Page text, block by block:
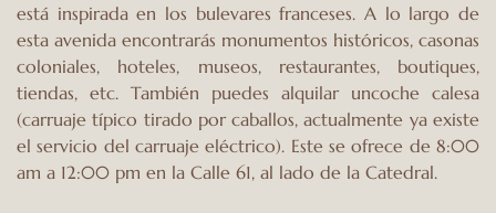
está inspirada en los bulevares franceses. A lo largo de
esta avenida encontrarás monumentos históricos, casonas
coloniales, hoteles, museos, restaurantes, boutiques,
tiendas, etc. También puedes alquilar uncoche calesa
(carruaje típico tirado por caballos, actualmente ya existe
el servicio del carruaje eléctrico). Este se ofrece de 8:00
am a 12:00 pm en la Calle 61, al lado de la Catedral.